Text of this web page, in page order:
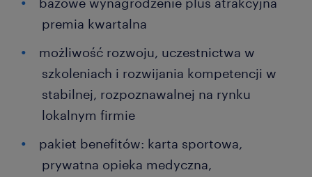
premia kwartalna
możliwość rozwoju, uczestnictwa w
szkoleniach i rozwijania kompetencji w
stabilnej, rozpoznawalnej na rynku
lokalnym firmie
pakiet benefitów: karta sportowa,
prywatna opieka medyczna,